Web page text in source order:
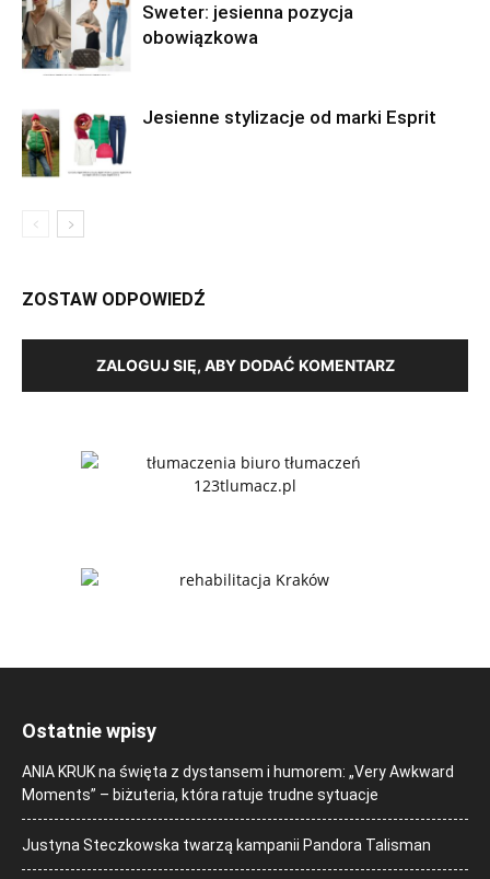
Sweter: jesienna pozycja
obowiązkowa
Jesienne stylizacje od marki Esprit
ZOSTAW ODPOWIEDŹ
ZALOGUJ SIĘ, ABY DODAĆ KOMENTARZ
Ostatnie wpisy
ANIA KRUK na święta z dystansem i humorem: „Very Awkward
Moments” – biżuteria, która ratuje trudne sytuacje
Justyna Steczkowska twarzą kampanii Pandora Talisman